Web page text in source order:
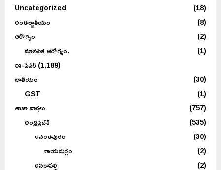
Uncategorized
(18)
అంతర్జాతీయం
(8)
ఆరోగ్యం
(2)
మానసిక ఆరోగ్యం.
(1)
ఈ-పేపర్(1,189)
జాతీయం
(30)
GST
(1)
తాజా వార్తలు
(757)
అంధ్రప్రదేశ్
(535)
అనంతపురం
(30)
రాయదుర్గం
(2)
అనకాపల్లి
(2)